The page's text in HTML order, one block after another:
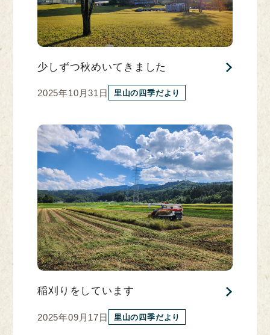
少しずつ秋めいてきました
2025年10月31日 里山の四季だより
稲刈りをしています
2025年09月17日 里山の四季だより